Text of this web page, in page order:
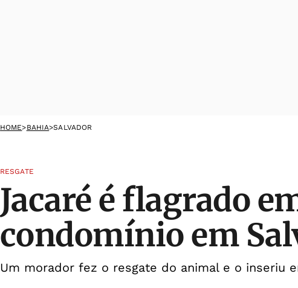
HOME>BAHIA>SALVADOR
RESGATE
Jacaré é flagrado
condomínio em
Um morador fez o resgate do animal e o inseriu